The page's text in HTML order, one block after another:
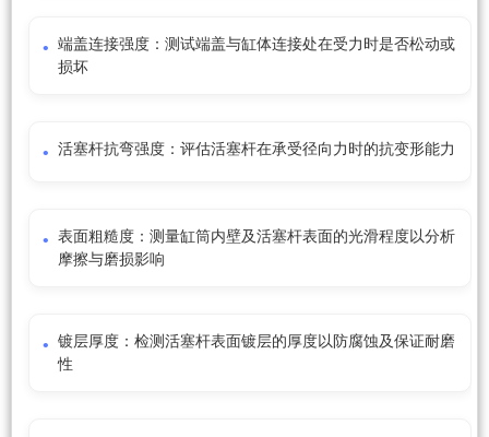
端盖连接强度：测试端盖与缸体连接处在受力时是否松动或
损坏
活塞杆抗弯强度：评估活塞杆在承受径向力时的抗变形能力
表面粗糙度：测量缸筒内壁及活塞杆表面的光滑程度以分析
摩擦与磨损影响
镀层厚度：检测活塞杆表面镀层的厚度以防腐蚀及保证耐磨
性